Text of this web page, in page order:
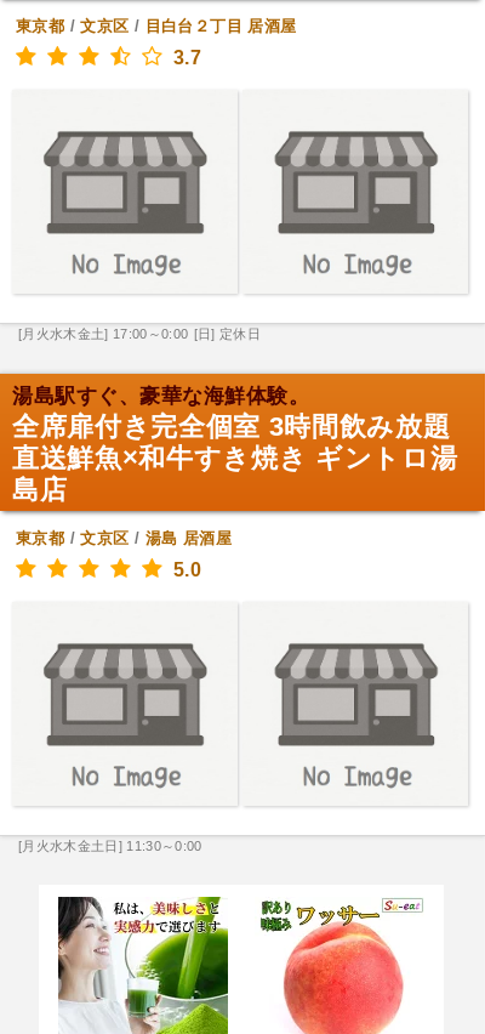
東京都 /文京区 / 目白台２丁目 居酒屋
3.7
[月火水木金土] 17:00～0:00 [日] 定休日
湯島駅すぐ、豪華な海鮮体験。
全席扉付き完全個室 3時間飲み放題
直送鮮魚×和牛すき焼き ギントロ湯
島店
東京都 /文京区 / 湯島 居酒屋
5.0
[月火水木金土日] 11:30～0:00